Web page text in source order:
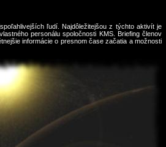
ľudí. Najdôležitejšou z týchto aktivít je
personálu spoločnosti KMS. Briefing členov
informácie o presnom čase začatia a možnosti